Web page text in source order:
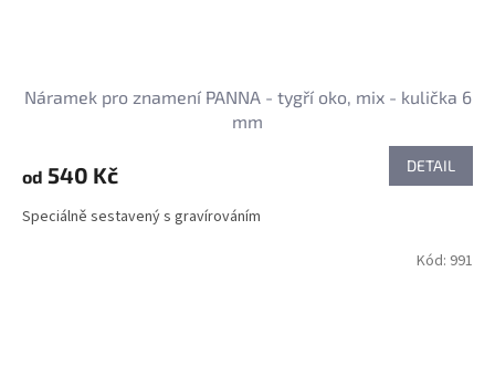
Náramek pro znamení PANNA - tygří oko, mix - kulička 6
mm
od 540 Kč DETAIL
Speciálně sestavený s gravírováním
Kód: 991